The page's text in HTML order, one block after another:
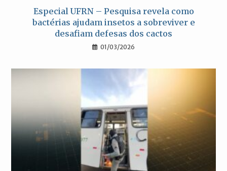
Especial UFRN – Pesquisa revela como
bactérias ajudam insetos a sobreviver e
desafiam defesas dos cactos
01/03/2026